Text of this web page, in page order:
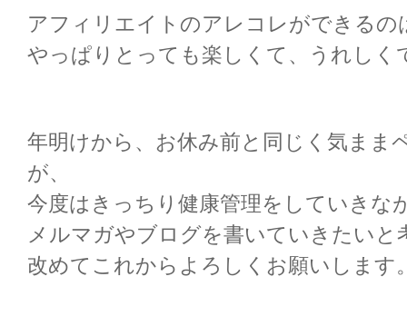
アフィリエイトのアレコレができるの
やっぱりとっても楽しくて、うれしく
年明けから、お休み前と同じく気まま
が、
今度はきっちり健康管理をしていきな
メルマガやブログを書いていきたいと
改めてこれからよろしくお願いします